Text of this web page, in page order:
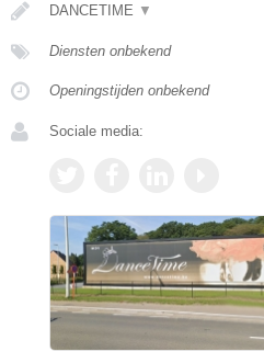
DANCETIME ▼
Diensten onbekend
Openingstijden onbekend
Sociale media: